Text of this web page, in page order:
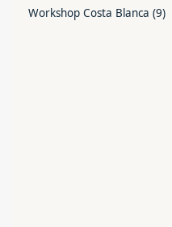
Workshop Costa Blanca (9)